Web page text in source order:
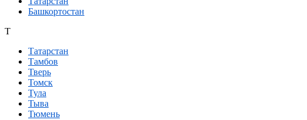
Башкортостан
Т
Татарстан
Тамбов
Тверь
Томск
Тула
Тыва
Тюмень